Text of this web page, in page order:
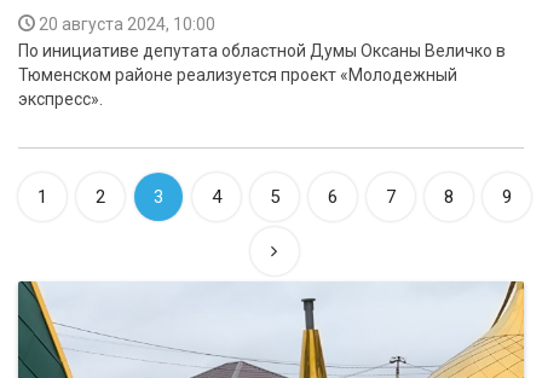
20 августа 2024, 10:00
По инициативе депутата областной Думы Оксаны Величко в
Тюменском районе реализуется проект «Молодежный
экспресс».
1 2 3 4 5 6 7 8 9